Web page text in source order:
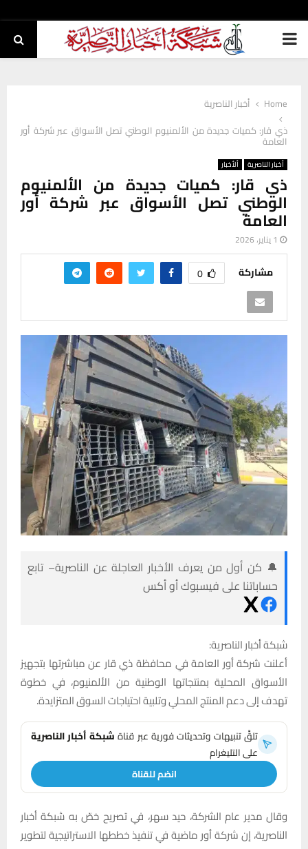
PRIMARY
Home
أخبار الناصرية
ذي قار: كميات جديدة من الألمنيوم الوطني تصل الأسواق عبر شركة أور
العامة
أخبار الناصرية ألأخبار
ذي قار: كميات جديدة من الألمنيوم
الوطني تصل الأسواق عبر شركة أور
العامة
1 يناير، 2026
مشاركة 0
🔔 كن أول من يعرف الأخبار العاجلة عن الناصرية– تابع
حساباتنا على فيسبوك أو أكس
شبكة أخبار الناصرية:
أعلنت شركة أور العامة في محافظة ذي قار عن مباشرتها بتجهيز
الأسواق المحلية بمنتجاتها الوطنية من الألمنيوم، في خطوة
تهدف إلى دعم المنتج المحلي وتلبية احتياجات السوق المتزايدة.
تلقَّ تنبيهات وتحديثات فورية عبر قناةشبكة أخبار الناصرية
على التليغرام
انضم للقناة
وقال مدير عام الشركة، حيد سهر، في تصريح خصّ به شبكة أخبار
الناصرية، إن شركة أور ماضية في تنفيذ خططها الاستراتيجية لتطوير